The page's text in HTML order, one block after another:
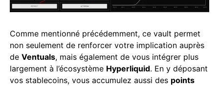
Comme mentionné précédemment, ce vault permet
non seulement de renforcer votre implication auprès
de Ventuals, mais également de vous intégrer plus
largement à l’écosystème Hyperliquid. En y déposant
vos stablecoins, vous accumulez aussi des points